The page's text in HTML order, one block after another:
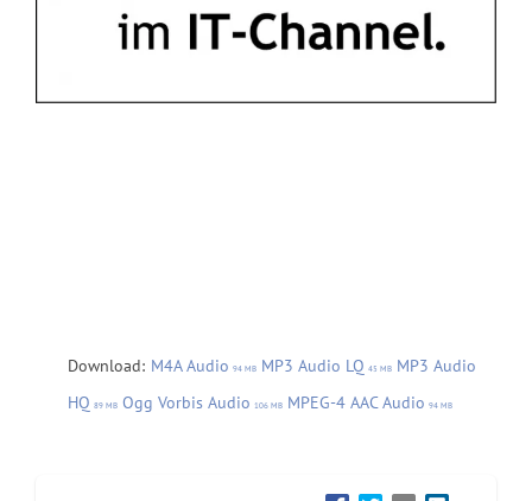
Download: M4A Audio 94 MB MP3 Audio LQ 45 MB MP3 Audio
HQ 89 MB Ogg Vorbis Audio 106 MB MPEG-4 AAC Audio 94 MB